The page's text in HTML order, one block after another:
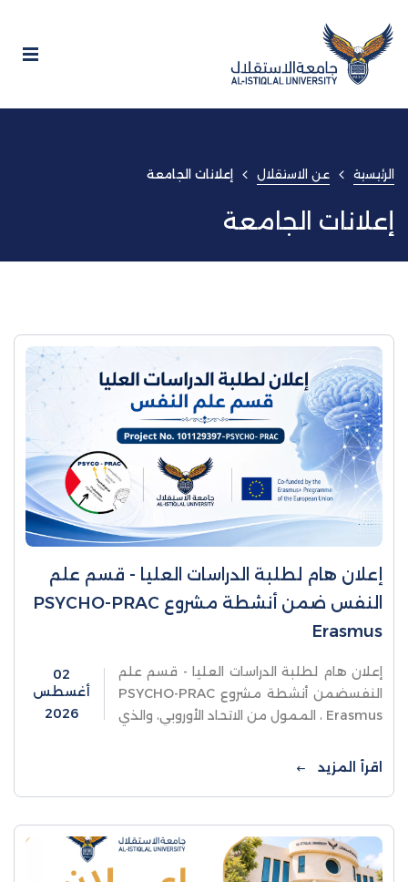
الرئيسية عن الاستقلال إعلانات الجامعة
إعلانات الجامعة
إعلان هام لطلبة الدراسات العليا - قسم علم
النفس ضمن أنشطة مشروع PSYCHO-PRAC
Erasmus
إعلان هام لطلبة الدراسات العليا - قسم علم
النفسضمن أنشطة مشروع PSYCHO-PRAC
Erasmus ، الممول من الاتحاد الأوروبي، والذي
النفسي بمؤسسات التعليم العالي
الفلسطينية،
02
أغسطس
2026
اقرأ المزيد